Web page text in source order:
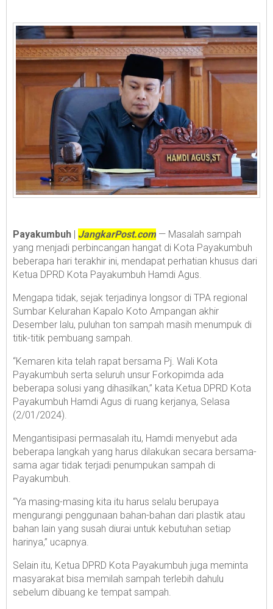
Payakumbuh JangkarPost.com — Masalah sampah
yang menjadi perbincangan hangat di Kota Payakumbuh
beberapa hari terakhir ini, mendapat perhatian khusus dari
Ketua DPRD Kota Payakumbuh Hamdi Agus.
Mengapa tidak, sejak terjadinya longsor di TPA regional
Sumbar Kelurahan Kapalo Koto Ampangan akhir
Desember lalu, puluhan ton sampah masih menumpuk di
titik-titik pembuang sampah.
“Kemaren kita telah rapat bersama Pj. Wali Kota
Payakumbuh serta seluruh unsur Forkopimda ada
beberapa solusi yang dihasilkan,” kata Ketua DPRD Kota
Payakumbuh Hamdi Agus di ruang kerjanya, Selasa
(2/01/2024).
Mengantisipasi permasalah itu, Hamdi menyebut ada
beberapa langkah yang harus dilakukan secara bersama-
sama agar tidak terjadi penumpukan sampah di
Payakumbuh.
“Ya masing-masing kita itu harus selalu berupaya
mengurangi penggunaan bahan-bahan dari plastik atau
bahan lain yang susah diurai untuk kebutuhan setiap
harinya,” ucapnya.
Selain itu, Ketua DPRD Kota Payakumbuh juga meminta
masyarakat bisa memilah sampah terlebih dahulu
sebelum dibuang ke tempat sampah.